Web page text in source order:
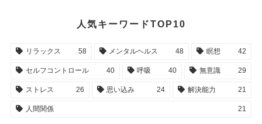
人気キーワードTOP10
リラックス 58 メンタルヘルス 48 瞑想 42
セルフコントロール 40 呼吸 40 無意識 29
ストレス 26 思い込み 24 解決能力 21
人間関係 21